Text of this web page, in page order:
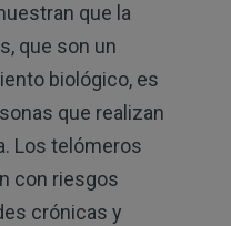
que la
que son un
biológico, es
que realizan
Los telómeros
con riesgos
crónicas y